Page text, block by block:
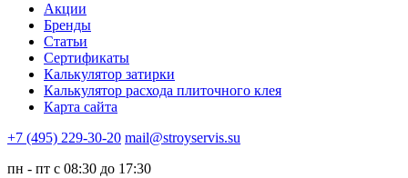
Акции
Бренды
Статьи
Сертификаты
Калькулятор затирки
Калькулятор расхода плиточного клея
Карта сайта
+7 (495) 229-30-20 mail@stroyservis.su
пн - пт с 08:30 до 17:30